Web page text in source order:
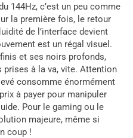
144Hz, c’est un peu comme
la première fois, le retour
de l’interface devient
est un régal visuel.
et ses noirs profonds,
à la va, vite. Attention
consomme énormément
à payer pour manipuler
Pour le gaming ou le
majeure, même si
coup !